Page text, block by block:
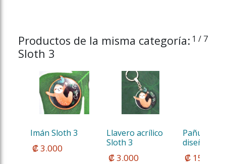
Productos de la misma categoría:
Sloth 3
1 / 7
Imán Sloth 3
₡ 3.000
Llavero acrílico
Sloth 3
₡ 3.000
Pañuelo
diseños de
₡ 15.000